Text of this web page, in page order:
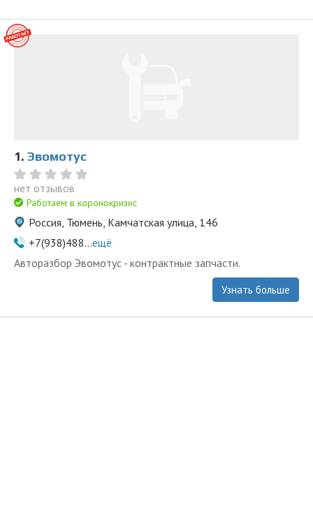
1. Эвомотус
нет отзывов
Работаем в коронокризис
Россия, Тюмень, Камчатская улица, 146
+7(938)488...ещё
Авторазбор Эвомотус - контрактные запчасти.
Узнать больше